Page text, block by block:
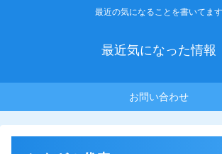
最近の気になることを書いてます
最近気になった情報
お問い合わせ